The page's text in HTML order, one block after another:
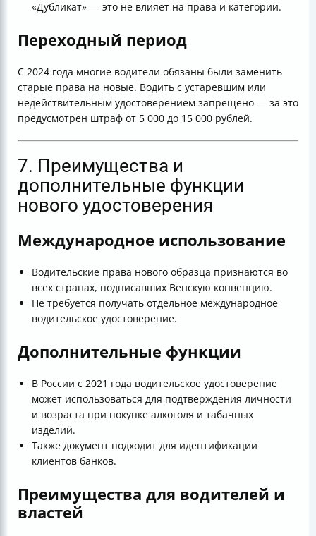
«Дубликат» — это не влияет на права и категории.
Переходный период
С 2024 года многие водители обязаны были заменить
старые права на новые. Водить с устаревшим или
недействительным удостоверением запрещено — за это
предусмотрен штраф от 5 000 до 15 000 рублей.
7. Преимущества и
дополнительные функции
нового удостоверения
Международное использование
Водительские права нового образца признаются во
всех странах, подписавших Венскую конвенцию.
Не требуется получать отдельное международное
водительское удостоверение.
Дополнительные функции
В России с 2021 года водительское удостоверение
может использоваться для подтверждения личности
и возраста при покупке алкоголя и табачных
изделий.
Также документ подходит для идентификации
клиентов банков.
Преимущества для водителей и
властей